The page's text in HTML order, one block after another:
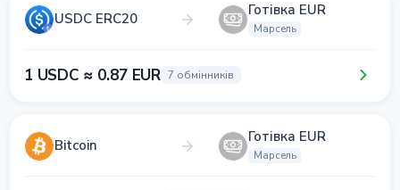
USDC ERC20 Готівка EUR
Марсель
1 USDC ≈ 0.87 EUR 7 обмінників
Bitcoin Готівка EUR
Марсель